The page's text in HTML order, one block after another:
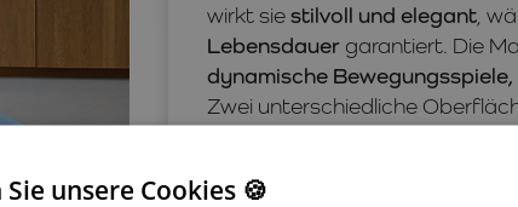
wirkt siestilvoll und elegant,
Lebensdauergarantiert. Die
dynamische
Zwei unterschiedliche
unsere Cookies 🍪